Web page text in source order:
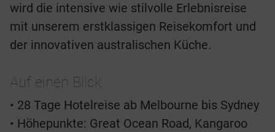
wird die intensive wie stilvolle Erlebnisreise
mit unserem erstklassigen Reisekomfort und
der innovativen australischen Küche.
Auf einen Blick
• 28 Tage Hotelreise ab Melbourne bis Sydney
• Höhepunkte: Great Ocean Road, Kangaroo